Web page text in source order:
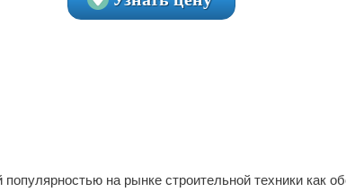
на рынке строительной техники как